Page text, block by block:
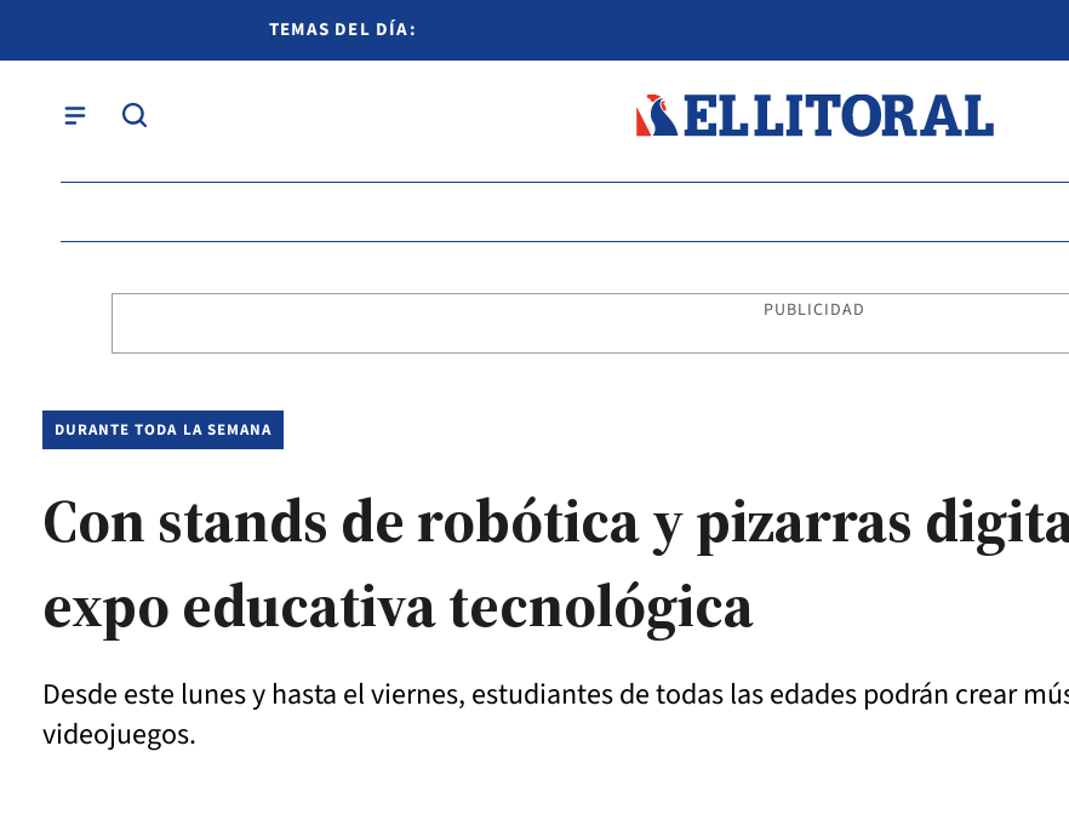
TEMAS DEL DÍA:
PUBLICIDAD
DURANTE TODA LA SEMANA
Con stands de robótica y pizarras
expo educativa tecnológica
Desde este lunes y hasta el viernes, estudiantes de todas las edades podrán crear
videojuegos.